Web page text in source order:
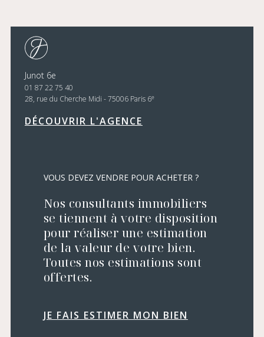
Junot 6e
01 87 22 75 40
28, rue du Cherche Midi - 75006 Paris 6e
DÉCOUVRIR L'AGENCE
VOUS DEVEZ VENDRE POUR ACHETER ?
Nos consultants immobiliers
se tiennent à votre disposition
pour réaliser une estimation
de la valeur de votre bien.
Toutes nos estimations sont
offertes.
JE FAIS ESTIMER MON BIEN